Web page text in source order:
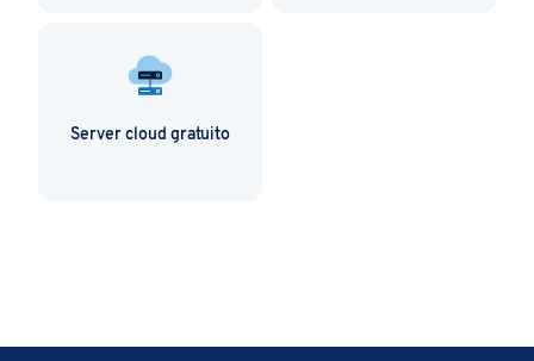
Server cloud gratuito